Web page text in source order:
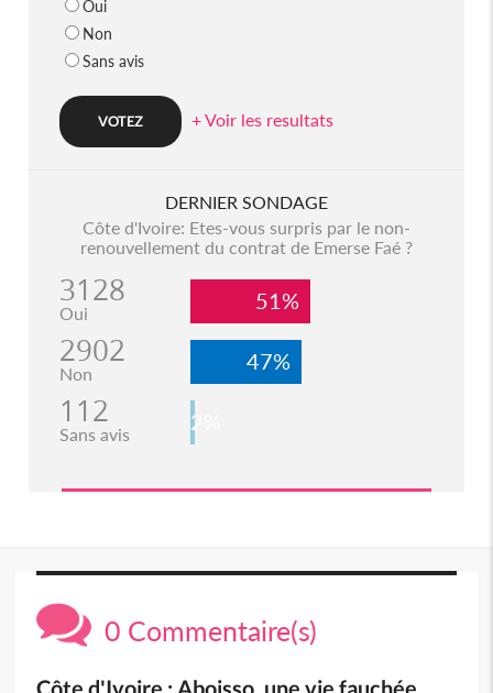
Oui
Non
Sans avis
+ Voir les resultats
DERNIER SONDAGE
Côte d'Ivoire: Etes-vous surpris par le non-
renouvellement du contrat de Emerse Faé ?
3128
Oui 51%
2902
Non 47%
112
Sans avis 2%
0 Commentaire(s)
Côte d'Ivoire : Aboisso, une vie fauchée